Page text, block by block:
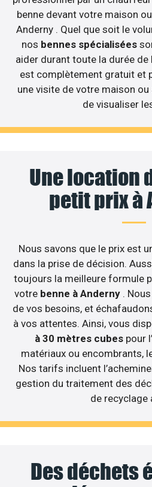
benne devant votre maison
Anderny . Quel que soit le
nos bennes spécialisées
aider durant toute la durée
est complètement gratuit et
une visite de votre maison
de visualiser
Une location
petit prix à
Nous savons que le prix est
dans la prise de décision.
toujours la meilleure formule
votre benne à Anderny .
de vos besoins, et
à vos attentes. Ainsi, vous
à 30 mètres cubespour
matériaux ou encombrants,
Nos tarifs incluent
gestion du traitement des
de recyclage
Des déchets